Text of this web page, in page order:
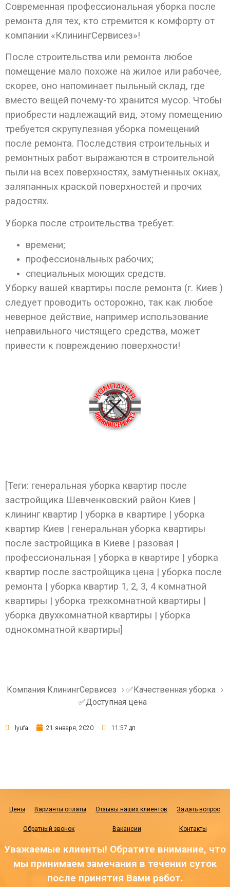
Современная профессиональная уборка после
ремонта для тех, кто стремится к комфорту от
компании «КлинингСервисез»!
После строительства или ремонта любое
помещение мало похоже на жилое или рабочее,
скорее, оно напоминает пыльный склад, где
вместо вещей почему-то хранится мусор. Чтобы
приобрести надлежащий вид, этому помещению
требуется скрупулезная уборка помещений
после ремонта. Последствия строительных и
ремонтных работ выражаются в строительной
пыли на всех поверхностях, замутненных окнах,
заляпанных краской поверхностей и прочих
радостях.
Уборка после строительства требует:
времени;
профессиональных рабочих;
специальных моющих средств.
Уборку вашей квартиры после ремонта (г. Киев )
следует проводить осторожно, так как любое
неверное действие, например использование
неправильного чистящего средства, может
привести к повреждению поверхности!
[Теги: генеральная уборка квартир после
застройщика Шевченковский район Киев |
клининг квартир | уборка в квартире | уборка
квартир Киев | генеральная уборка квартиры
после застройщика в Киеве | разовая |
профессиональная | уборка в квартире | уборка
квартир после застройщика цена | уборка после
ремонта | уборка квартир 1, 2, 3, 4 комнатной
квартиры | уборка трехкомнатной квартиры |
уборка двухкомнатной квартиры | уборка
однокомнатной квартиры]
Компания КлинингСервисез › ✅Качественная уборка ›
✅Доступная цена
lyufa 21 января, 2020 11:57 дп
Цены Варианты оплаты Отзывы наших клиентов Задать вопрос
Обратный звонок Вакансии Контакты
Уважаемые клиенты! Обратите внимание, что
мы принимаем замечания в течении суток
после принятия Вами работ.